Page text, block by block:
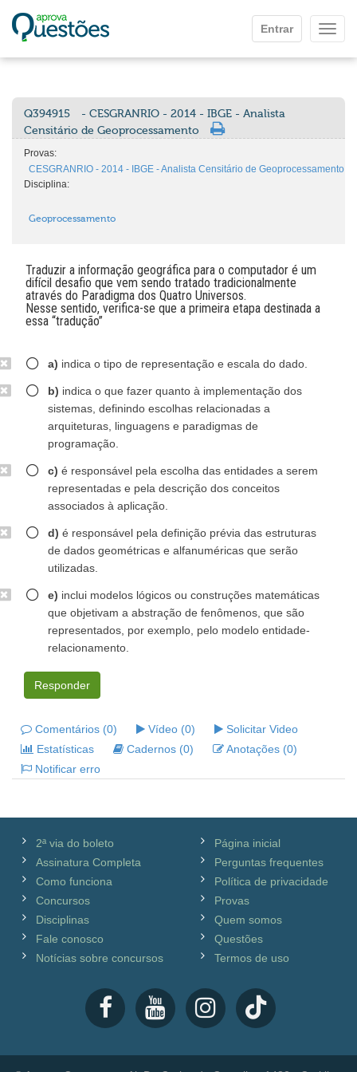
Entrar
Q394915
- CESGRANRIO - 2014 - IBGE - Analista
Censitário de Geoprocessamento
Provas:
CESGRANRIO - 2014 - IBGE - Analista Censitário de Geoprocessamento
Disciplina:
Geoprocessamento
Traduzir a informação geográfica para o computador é um
difícil desafio que vem sendo tratado tradicionalmente
através do Paradigma dos Quatro Universos.
Nesse sentido, verifica-se que a primeira etapa destinada a
essa “tradução”
a) indica o tipo de representação e escala do dado.
b) indica o que fazer quanto à implementação dos
sistemas, definindo escolhas relacionadas a
arquiteturas, linguagens e paradigmas de
programação.
c) é responsável pela escolha das entidades a serem
representadas e pela descrição dos conceitos
associados à aplicação.
d) é responsável pela definição prévia das estruturas
de dados geométricas e alfanuméricas que serão
utilizadas.
e) inclui modelos lógicos ou construções matemáticas
que objetivam a abstração de fenômenos, que são
representados, por exemplo, pelo modelo entidade-
relacionamento.
Responder
Comentários (0) Vídeo (0)
Solicitar Video
Estatísticas
Cadernos (0)
Anotações (0)
Notificar erro
2ª via do boleto
Assinatura Completa
Como funciona
Concursos
Disciplinas
Fale conosco
Notícias sobre concursos
Página inicial
Perguntas frequentes
Política de privacidade
Provas
Quem somos
Questões
Termos de uso